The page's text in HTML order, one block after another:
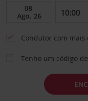
Condutor com mais
Tenho um código